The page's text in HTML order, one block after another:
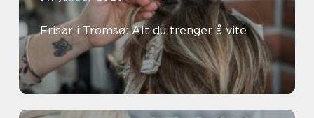
Frisør i Tromsø: Alt du trenger å vite